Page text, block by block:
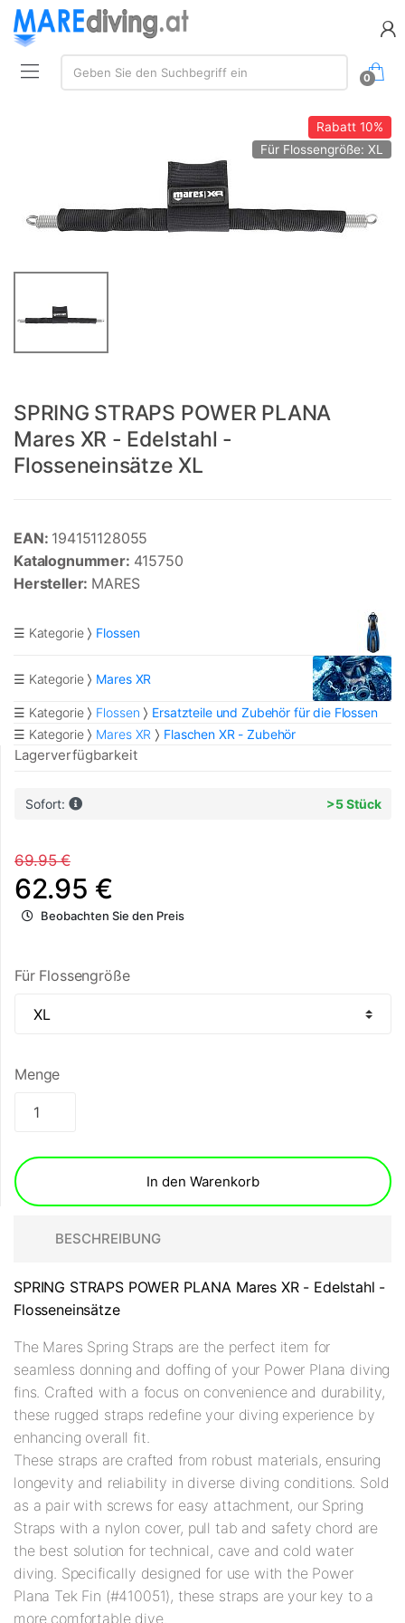
Suchen:
Geben Sie den Suchbegriff ein
0
Rabatt10%
Für Flossengröße: XL
SPRING STRAPS POWER PLANA
Mares XR - Edelstahl -
Flosseneinsätze XL
EAN: 194151128055
Katalognummer: 415750
Hersteller: MARES
☰ Kategorie Flossen
☰ Kategorie Mares XR
☰ Kategorie Flossen
Ersatzteile und Zubehör für die Flossen
☰ Kategorie
Mares XR Flaschen XR - Zubehör
Lagerverfügbarkeit
Sofort: >5 Stück
69.95 €
62.95 €
Beobachten Sie den Preis
Für Flossengröße
Menge
In den Warenkorb
BESCHREIBUNG
SPRING STRAPS POWER PLANA Mares XR - Edelstahl -
Flosseneinsätze
The Mares Spring Straps are the perfect item for
seamless donning and doffing of your Power Plana diving
fins. Crafted with a focus on convenience and durability,
these rugged straps redefine your diving experience by
enhancing overall fit.
These straps are crafted from robust materials, ensuring
longevity and reliability in diverse diving conditions. Sold
as a pair with screws for easy attachment, our Spring
Straps with a nylon cover, pull tab and safety chord are
the best solution for technical, cave and cold water
diving. Specifically designed for use with the Power
Plana Tek Fin (#410051), these straps are your key to a
more comfortable dive.